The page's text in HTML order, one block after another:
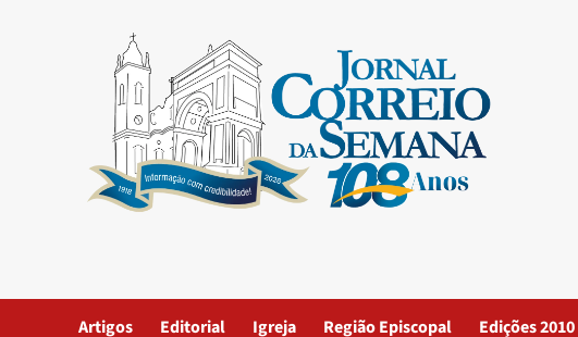
Artigos Editorial Igreja Região Episcopal Edições